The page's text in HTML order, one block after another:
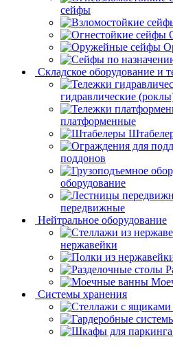
сейфы
Складское оборудование и
гидравлические
платформенные
поддонов
оборудование
передвижные
Нейтральное оборудование
нержавейки
Системы хранения